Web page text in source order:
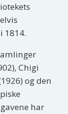
1814.
Chigi
og den
har